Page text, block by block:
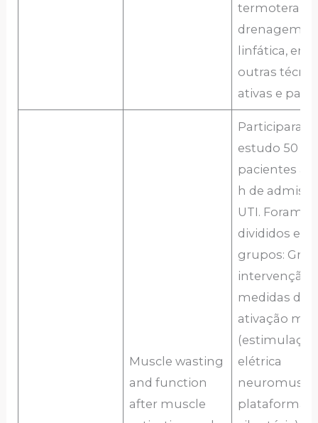
drenagem
linfática,
outras
ativas e
Muscle wasting
and function
after muscle
estudo 50
pacientes
h de
UTI. Foram
divididos em
grupos:
intervenção,
medidas de
ativação
(estimulação
elétrica
plataforma